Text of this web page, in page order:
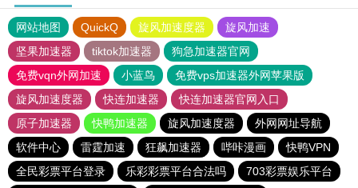
网站地图 QuickQ 旋风加速度器
旋风加速
坚果加速器
tiktok加速器
狗急加速器官网
免费vqn外网加速
小蓝鸟
免费vps加速器外网苹果版
旋风加速度器
快连加速器
快连加速器官网入口
原子加速器
快鸭加速器 旋风加速度器
外网网址导航
软件中心
雷霆加速 狂飙加速器 哔咔漫画
快鸭VPN
全民彩票平台登录
乐彩彩票平台合法吗
703彩票娱乐平台